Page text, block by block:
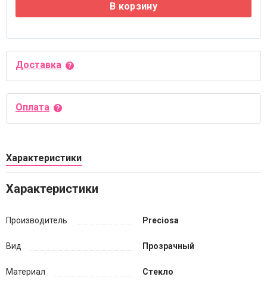
В корзину
Доставка
Оплата
Характеристики
Характеристики
Производитель Preciosa
Вид Прозрачный
Материал Стекло